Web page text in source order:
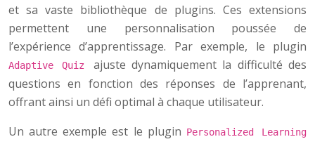
et sa vaste bibliothèque de plugins. Ces extensions
permettent une personnalisation poussée de
l’expérience d’apprentissage. Par exemple, le plugin
Adaptive Quiz ajuste dynamiquement la difficulté des
questions en fonction des réponses de l’apprenant,
offrant ainsi un défi optimal à chaque utilisateur.
Un autre exemple est le plugin Personalized Learning